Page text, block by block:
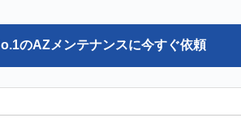
のAZメンテナンスに今すぐ依頼